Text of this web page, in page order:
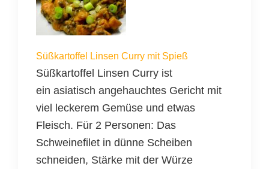
Süßkartoffel Linsen Curry mit Spieß
Süßkartoffel Linsen Curry ist
ein asiatisch angehauchtes Gericht mit
viel leckerem Gemüse und etwas
Fleisch. Für 2 Personen: Das
Schweinefilet in dünne Scheiben
schneiden, Stärke mit der Würze